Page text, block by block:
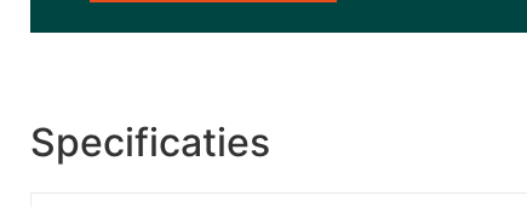
Specificaties